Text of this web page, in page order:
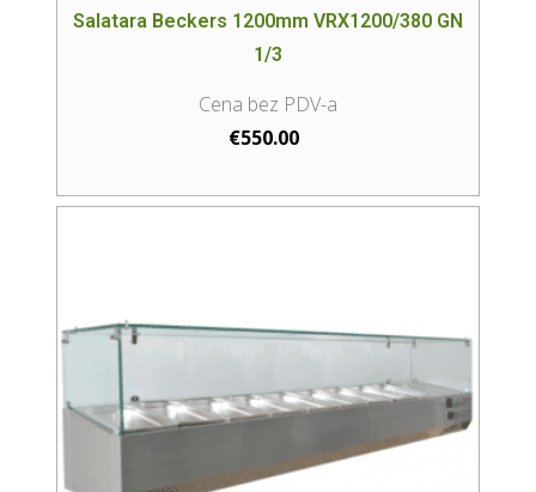
Salatara Beckers 1200mm VRX1200/380 GN
1/3
€550.00